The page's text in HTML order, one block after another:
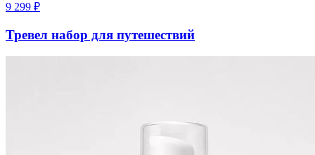
9 299 ₽
Тревел набор для путешествий